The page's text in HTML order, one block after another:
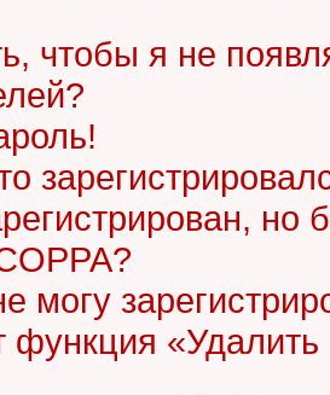
чтобы я не
но
могу
функция